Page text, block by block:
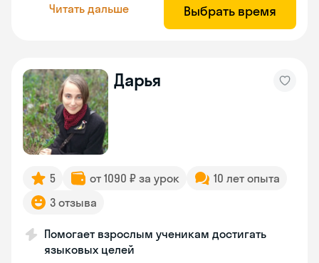
Читать дальше Выбрать время
Дарья
5 от 1090 ₽ за урок
10 лет опыта
3 отзыва
Помогает взрослым ученикам достигать
языковых целей